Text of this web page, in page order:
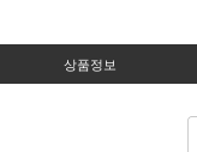
상품정보